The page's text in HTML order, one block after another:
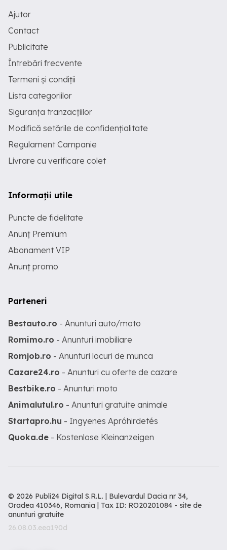
Ajutor
Contact
Publicitate
Întrebări frecvente
Termeni și condiții
Lista categoriilor
Siguranța tranzacțiilor
Modifică setările de confidențialitate
Regulament Campanie
Livrare cu verificare colet
Informații utile
Puncte de fidelitate
Anunț Premium
Abonament VIP
Anunț promo
Parteneri
Bestauto.ro - Anunturi auto/moto
Romimo.ro - Anunturi imobiliare
Romjob.ro - Anunturi locuri de munca
Cazare24.ro - Anunturi cu oferte de cazare
Bestbike.ro - Anunturi moto
Animalutul.ro - Anunturi gratuite animale
Startapro.hu - Ingyenes Apróhirdetés
Quoka.de - Kostenlose Kleinanzeigen
© 2026 Publi24 Digital S.R.L. | Bulevardul Dacia nr 34,
Oradea 410346, Romania | Tax ID: RO20201084 - site de
anunturi gratuite
26.08.03.eea190d